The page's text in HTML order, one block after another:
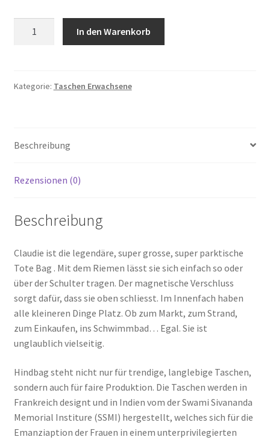
Menge
In den Warenkorb
Kategorie: Taschen Erwachsene
Beschreibung
Rezensionen (0)
Beschreibung
Claudie ist die legendäre, super grosse, super parktische
Tote Bag . Mit dem Riemen lässt sie sich einfach so oder
über der Schulter tragen. Der magnetische Verschluss
sorgt dafür, dass sie oben schliesst. Im Innenfach haben
alle kleineren Dinge Platz. Ob zum Markt, zum Strand,
zum Einkaufen, ins Schwimmbad… Egal. Sie ist
unglaublich vielseitig.
Hindbag steht nicht nur für trendige, langlebige Taschen,
sondern auch für faire Produktion. Die Taschen werden in
Frankreich designt und in Indien vom der Swami Sivananda
Memorial Institure (SSMI) hergestellt, welches sich für die
Emanziaption der Frauen in einem unterprivilegierten